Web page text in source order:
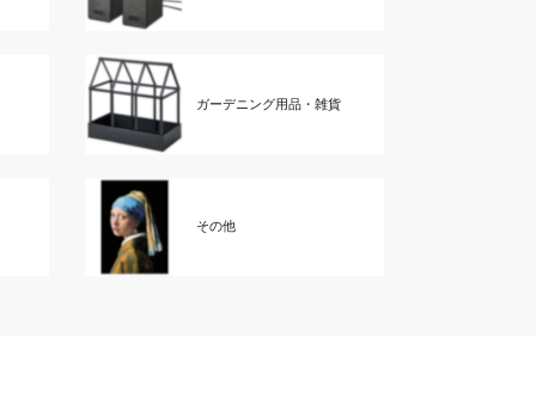
ガーデニング用品・雑貨
その他